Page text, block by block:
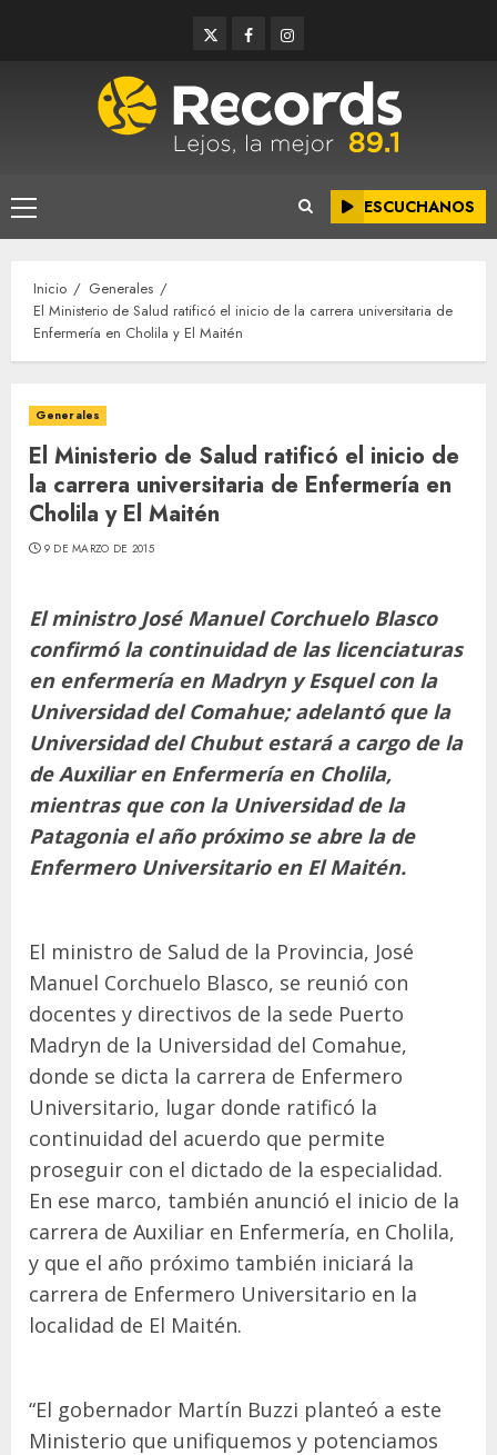
TwitterFacebookInstagram
Menú
principal
ESCUCHANOS
Inicio
Generales
El Ministerio de Salud ratificó el inicio de la carrera universitaria de
Enfermería en Cholila y El Maitén
Generales
El Ministerio de Salud ratificó el inicio de
la carrera universitaria de Enfermería en
Cholila y El Maitén
9 DE MARZO DE 2015
El ministro José Manuel Corchuelo Blasco
confirmó la continuidad de las licenciaturas
en enfermería en Madryn y Esquel con la
Universidad del Comahue; adelantó que la
Universidad del Chubut estará a cargo de la
de Auxiliar en Enfermería en Cholila,
mientras que con la Universidad de la
Patagonia el año próximo se abre la de
Enfermero Universitario en El Maitén.
El ministro de Salud de la Provincia, José
Manuel Corchuelo Blasco, se reunió con
docentes y directivos de la sede Puerto
Madryn de la Universidad del Comahue,
donde se dicta la carrera de Enfermero
Universitario, lugar donde ratificó la
continuidad del acuerdo que permite
proseguir con el dictado de la especialidad.
En ese marco, también anunció el inicio de la
carrera de Auxiliar en Enfermería, en Cholila,
y que el año próximo también iniciará la
carrera de Enfermero Universitario en la
localidad de El Maitén.
“El gobernador Martín Buzzi planteó a este
Ministerio que unifiquemos y potenciamos